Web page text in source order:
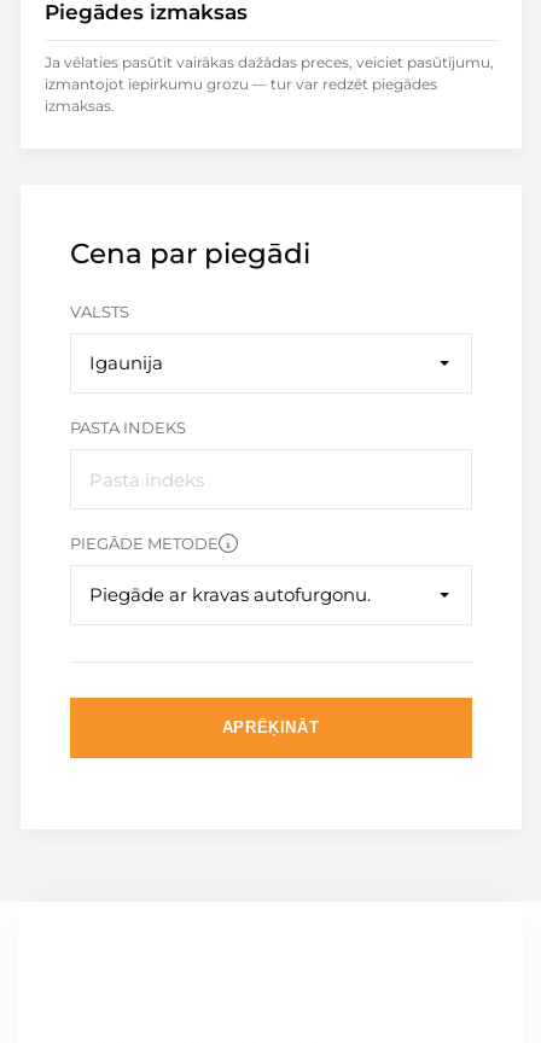
Cena par piegādi
VALSTS
Igaunija
PASTA INDEKS
PIEGĀDE METODE
Piegāde ar kravas autofurgonu.
APRĒĶINĀT
Piegādes izmaksas
Ja vēlaties pasūtīt vairākas dažādas preces, veiciet pasūtījumu,
izmantojot iepirkumu grozu — tur var redzēt piegādes
izmaksas.